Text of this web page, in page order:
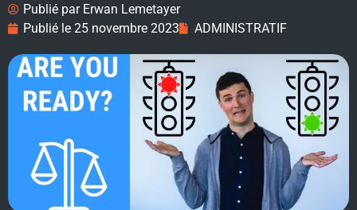
Publié parErwan Lemetayer
Publié le 25 novembre 2023 ADMINISTRATIF